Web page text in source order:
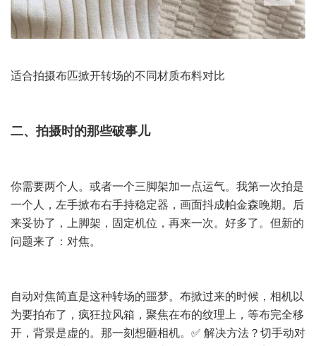
适合拍摄布匹掀开转场的不同材质布料对比
二、拍摄时的那些破事儿
你需要两个人。或者一个三脚架加一点运气。我第一次拍是
一个人，左手掀布右手持稳定器，画面抖成帕金森晚期。后
来妥协了，上脚架，固定机位，再来一次。好多了。但新的
问题来了：对焦。
自动对焦简直是这种转场的噩梦。布掀过来的时候，相机以
为要拍布了，疯狂拉风箱，聚焦在布的纹理上，等布完全移
开，背景是虚的。那一刻想砸相机。✅ 解决方法？切手动对